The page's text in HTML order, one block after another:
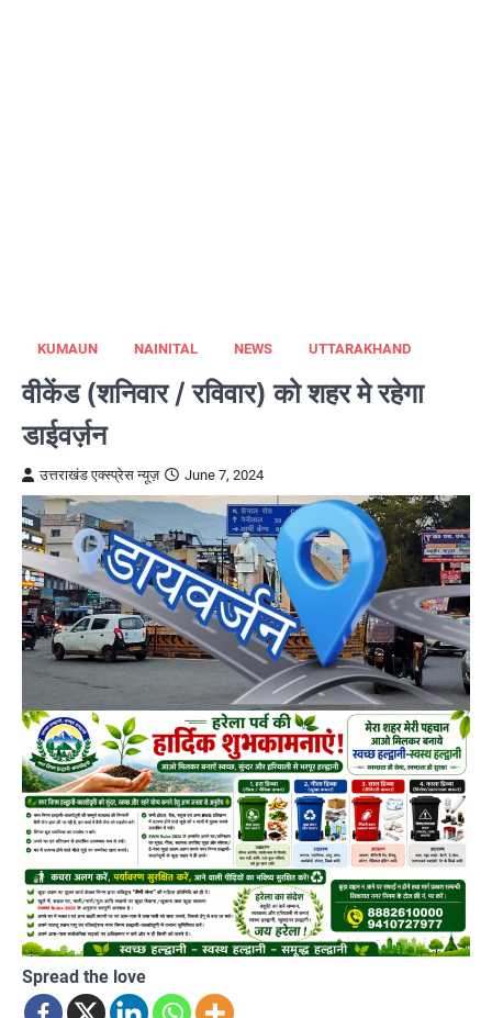
KUMAUN NAINITAL NEWS UTTARAKHAND
वीकेंड (शनिवार / रविवार) को शहर मे रहेगा
डाईवर्ज़न
उत्तराखंड एक्स्प्रेस न्यूज़ June 7, 2024
Spread the love